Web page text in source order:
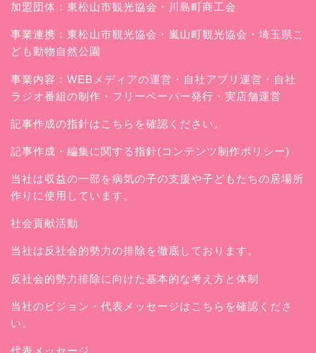
加盟団体：東松山市観光協会・川島町商工会
事業連携：東松山市観光協会・嵐山町観光協会・埼玉県こ
ども動物自然公園
事業内容：WEBメディアの運営・自社アプリ運営・自社
ラジオ番組の制作・フリーペーパー発行・実店舗運営
記事作成の指針はこちらを確認ください。
記事作成・編集に関する指針(コンテンツ制作ポリシー)
当社は収益の一部を病気の子の支援や子どもたちの居場所
作りに使用しています。
社会貢献活動
当社は反社会的勢力の排除を徹底しております。
反社会的勢力排除に向けた基本的な考え方と体制
当社のビジョン・代表メッセージはこちらを確認くださ
い。
代表メッセージ